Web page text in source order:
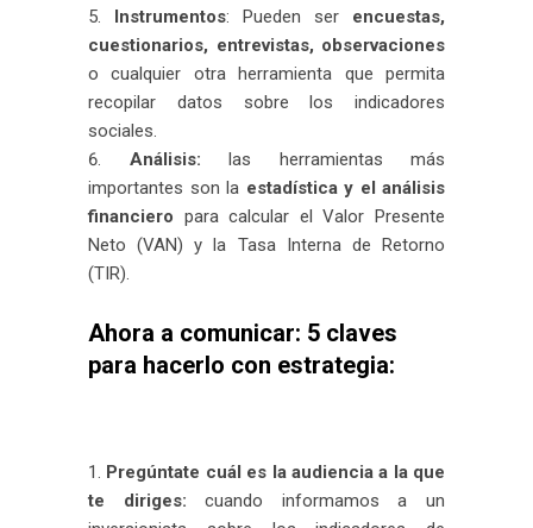
Instrumentos: Pueden ser encuestas,
cuestionarios, entrevistas, observaciones
o cualquier otra herramienta que permita
recopilar datos sobre los indicadores
sociales.
Análisis: las herramientas más
importantes son la estadística y el análisis
financiero para calcular el Valor Presente
Neto (VAN) y la Tasa Interna de Retorno
(TIR).
Ahora a comunicar: 5 claves
para hacerlo con estrategia:
Pregúntate cuál es la audiencia a la que
te diriges:cuando informamos a un